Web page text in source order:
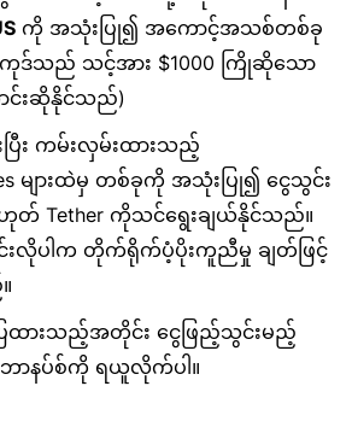
ကို အသုံးပြု၍ အကောင့်အသစ်တစ်ခု
ဒ်သည် သင့်အား $1000 ကြိုဆိုသော
င်းဆိုနိုင်သည်)
ပြီး ကမ်းလှမ်းထားသည့်
များထဲမှ တစ်ခုကို အသုံးပြု၍ ငွေသွင်း
ဟုတ် Tether ကိုသင်ရွေးချယ်နိုင်သည်။
င်းလိုပါက တိုက်ရိုက်ပံ့ပိုးကူညီမှု ချတ်ဖြင့်
ထားသည့်အတိုင်း ငွေဖြည့်သွင်းမည့်
ာနပ်စ်ကို ရယူလိုက်ပါ။